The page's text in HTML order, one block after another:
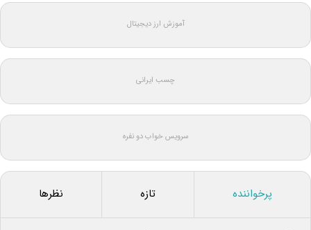
آموزش ارز دیجیتال
چسب ایرانی
سرویس خواب دو نفره
پرخواننده تازه نظرها